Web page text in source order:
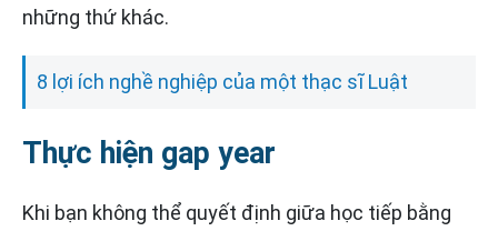
những thứ khác.
8 lợi ích nghề nghiệp của một thạc sĩ Luật
Thực hiện gap year
Khi bạn không thể quyết định giữa học tiếp bằng